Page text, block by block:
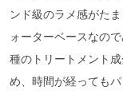
ンド級のラメ感がた
ォーターベースなの
種のトリートメント
め、時間が経っても